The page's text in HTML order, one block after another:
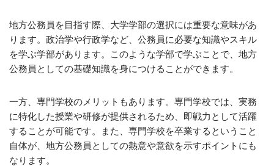
地方公務員を目指す際、大学学部の選択には重要な意味があ
ります。政治学や行政学など、公務員に必要な知識やスキル
を学ぶ学部があります。このような学部で学ぶことで、地方
公務員としての基礎知識を身につけることができます。
一方、専門学校のメリットもあります。専門学校では、実務
に特化した授業や研修が提供されるため、即戦力として活躍
することが可能です。また、専門学校を卒業するということ
自体が、地方公務員としての熱意や意欲を示すポイントにも
なります。